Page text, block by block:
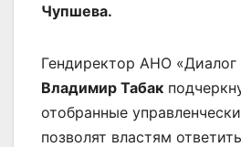
Чупшева.
Гендиректор АНО «Диалог
Владимир Табак
отобранные
позволят властям